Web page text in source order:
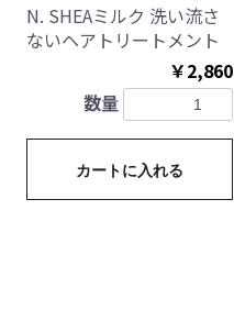
N. SHEAミルク 洗い流さ
ないヘアトリートメント
￥2,860
数量
カートに入れる